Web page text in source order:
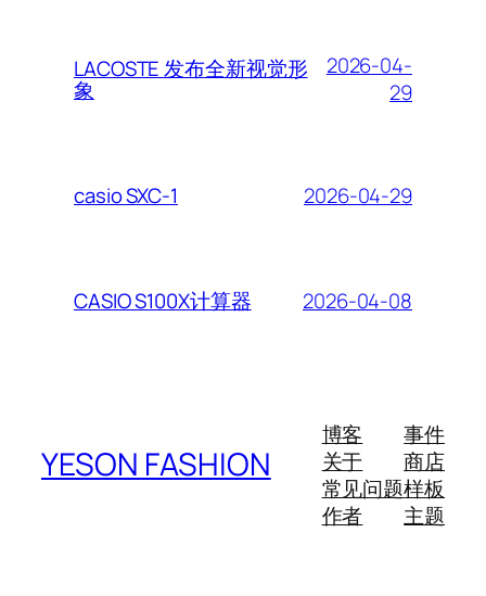
LACOSTE 发布全新视觉形
象
2026-04-
29
casio SXC-1 2026-04-29
CASIO S100X计算器 2026-04-08
YESON FASHION
博客
关于
常见问题
作者
事件
商店
样板
主题